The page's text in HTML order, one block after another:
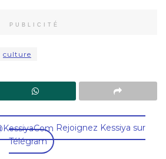
PUBLICITÉ
culture
Rejoignez Kessiya sur
Télégram